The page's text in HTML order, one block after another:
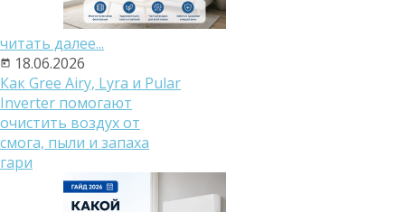
читать далее...
18.06.2026
Как Gree Airy, Lyra и Pular
Inverter помогают
очистить воздух от
смога, пыли и запаха
гари